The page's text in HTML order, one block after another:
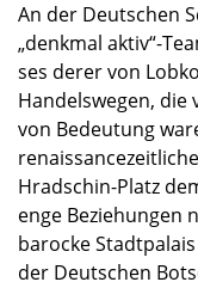
An der Deutschen
„denkmal aktiv“-
ses derer von
Handels­we­gen,
von Bedeu­tung
Hradschin-Platz
enge Bezie­hun­gen
barocke
der Deutschen